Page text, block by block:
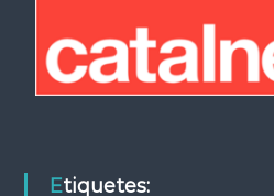
Etiquetes: